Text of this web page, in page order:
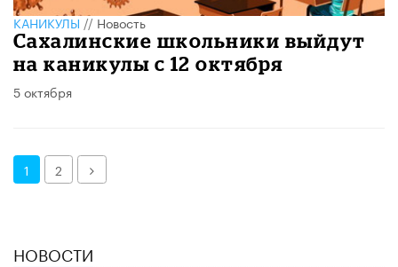
КАНИКУЛЫ//Новость
Сахалинские школьники выйдут
на каникулы с 12 октября
5 октября
1 2 Далее
НОВОСТИ